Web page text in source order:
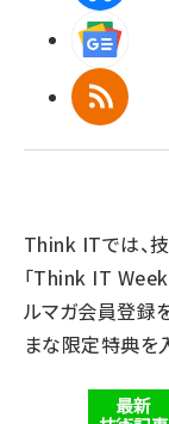
RSS
Think ITでは、
「Think IT
ルマガ会員登録
まな限定特典を